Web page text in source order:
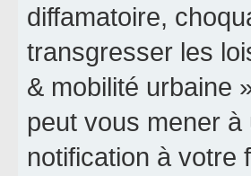
diffamatoire,
transgresser les
& mobilité urbaine
peut vous mener
notification à votre